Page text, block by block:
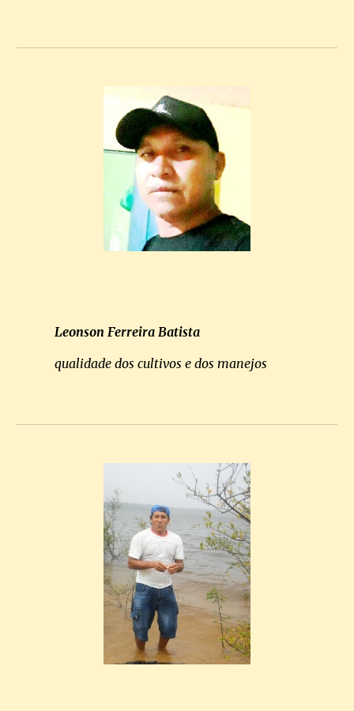
Leonson Ferreira Batista
qualidade dos cultivos e dos manejos